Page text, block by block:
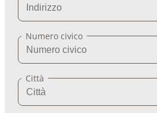
Numero civico
Città